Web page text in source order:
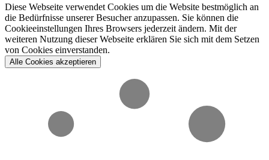
Diese Webseite verwendet Cookies um die Website bestmöglich an
die Bedürfnisse unserer Besucher anzupassen. Sie können die
Cookieeinstellungen Ihres Browsers jederzeit ändern. Mit der
weiteren Nutzung dieser Webseite erklären Sie sich mit dem Setzen
von Cookies einverstanden.
Alle Cookies akzeptieren